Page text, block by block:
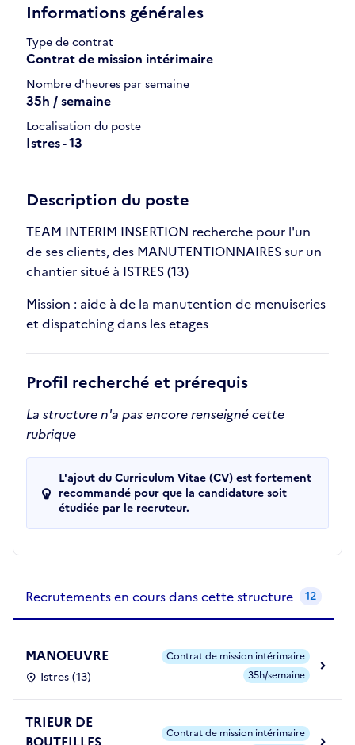
Informations générales
Type de contrat
Contrat de mission intérimaire
Nombre d'heures par semaine
35h / semaine
Localisation du poste
Istres - 13
Description du poste
TEAM INTERIM INSERTION recherche pour l'un
de ses clients, des MANUTENTIONNAIRES sur un
chantier situé à ISTRES (13)
Mission : aide à de la manutention de menuiseries
et dispatching dans les etages
Profil recherché et prérequis
La structure n'a pas encore renseigné cette
rubrique
L'ajout du Curriculum Vitae (CV) est fortement
recommandé pour que la candidature soit
étudiée par le recruteur.
Recrutements en cours dans cette structure 12
MANOEUVRE
Istres (13)
Contrat de mission intérimaire
35h/semaine
TRIEUR DE
Contrat de mission intérimaire